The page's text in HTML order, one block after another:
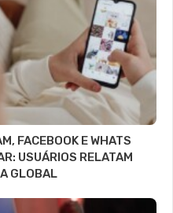
FACEBOOK E WHATS
USUÁRIOS RELATAM
GLOBAL